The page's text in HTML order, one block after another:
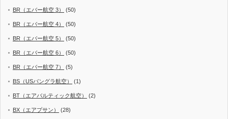
BR（エバー航空 3） (50)
BR（エバー航空 4） (50)
BR（エバー航空 5） (50)
BR（エバー航空 6） (50)
BR（エバー航空 7） (5)
BS（USバングラ航空） (1)
BT（エアバルティック航空） (2)
BX（エアプサン） (28)